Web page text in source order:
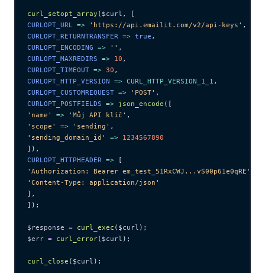
curl_setopt_array ($curl ,
[
CURLOPT_URL => ' https://api.emailit.com/v2/api-keys ' ,
CURLOPT_RETURNTRANSFER => true ,
CURLOPT_ENCODING => '' ,
CURLOPT_MAXREDIRS => 10 ,
CURLOPT_TIMEOUT => 30 ,
CURLOPT_HTTP_VERSION => CURL_HTTP_VERSION_1_1 ,
CURLOPT_CUSTOMREQUEST => ' POST' ,
CURLOPT_POSTFIELDS => json_encode ([
' name ' => ' Můj API klíč ' ,
' scope ' => ' sending ' ,
' sending_domain_id ' => 1234567890
]),
CURLOPT_HTTPHEADER => [
' Authorization: Bearer em_test_51RxCWJ...vS00p61e0qRE '
' Content-Type: application/json '
],
]);
$response = curl_exec ($curl );
$err = curl_error($curl );
curl_close ($curl );